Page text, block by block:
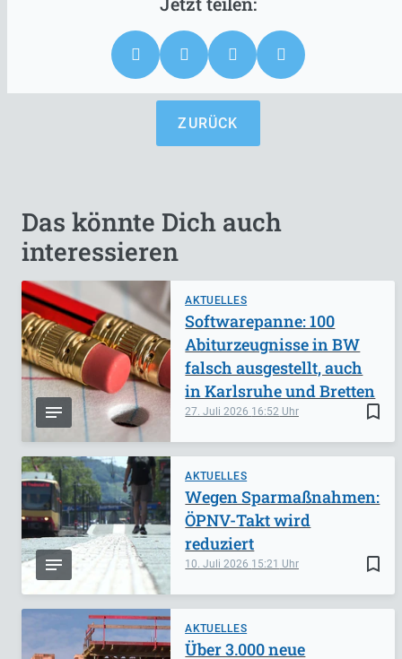
ZURÜCK
Das könnte Dich auch
interessieren
AKTUELLES
bookmark_border
27. Juli 2026 16:52
Softwarepanne: 100
Abiturzeugnisse in BW
falsch ausgestellt, auch
in Karlsruhe und Bretten
AKTUELLES
bookmark_border
10. Juli 2026 15:21
Wegen Sparmaßnahmen:
ÖPNV-Takt wird
reduziert
AKTUELLES
Über 3.000 neue